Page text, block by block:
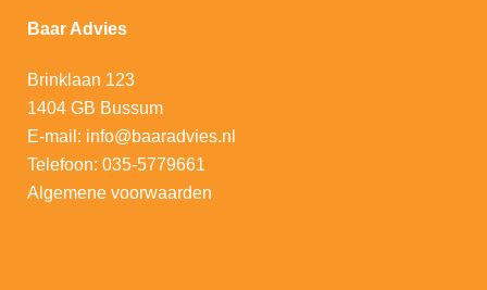
Baar Advies
Brinklaan 123
1404 GB Bussum
E-mail: info@baaradvies.nl
Telefoon: 035-5779661
Algemene voorwaarden